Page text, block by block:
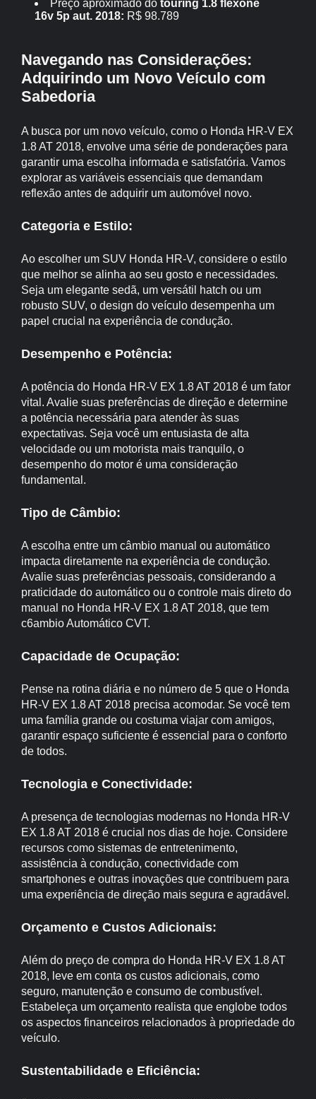
Preço aproximado dotouring 1.8 flexone
16v 5p aut. 2018: R$ 98.789
Navegando nas Considerações:
Adquirindo um Novo Veículo com
Sabedoria
A busca por um novo veículo, como o Honda HR-V EX
1.8 AT 2018, envolve uma série de ponderações para
garantir uma escolha informada e satisfatória. Vamos
explorar as variáveis essenciais que demandam
reflexão antes de adquirir um automóvel novo.
Categoria e Estilo:
Ao escolher um SUV Honda HR-V, considere o estilo
que melhor se alinha ao seu gosto e necessidades.
Seja um elegante sedã, um versátil hatch ou um
robusto SUV, o design do veículo desempenha um
papel crucial na experiência de condução.
Desempenho e Potência:
A potência do Honda HR-V EX 1.8 AT 2018 é um fator
vital. Avalie suas preferências de direção e determine
a potência necessária para atender às suas
expectativas. Seja você um entusiasta de alta
velocidade ou um motorista mais tranquilo, o
desempenho do motor é uma consideração
fundamental.
Tipo de Câmbio:
A escolha entre um câmbio manual ou automático
impacta diretamente na experiência de condução.
Avalie suas preferências pessoais, considerando a
praticidade do automático ou o controle mais direto do
manual no Honda HR-V EX 1.8 AT 2018, que tem
c6ambio Automático CVT.
Capacidade de Ocupação:
Pense na rotina diária e no número de 5 que o Honda
HR-V EX 1.8 AT 2018 precisa acomodar. Se você tem
uma família grande ou costuma viajar com amigos,
garantir espaço suficiente é essencial para o conforto
de todos.
Tecnologia e Conectividade:
A presença de tecnologias modernas no Honda HR-V
EX 1.8 AT 2018 é crucial nos dias de hoje. Considere
recursos como sistemas de entretenimento,
assistência à condução, conectividade com
smartphones e outras inovações que contribuem para
uma experiência de direção mais segura e agradável.
Orçamento e Custos Adicionais:
Além do preço de compra do Honda HR-V EX 1.8 AT
2018, leve em conta os custos adicionais, como
seguro, manutenção e consumo de combustível.
Estabeleça um orçamento realista que englobe todos
os aspectos financeiros relacionados à propriedade do
veículo.
Sustentabilidade e Eficiência: